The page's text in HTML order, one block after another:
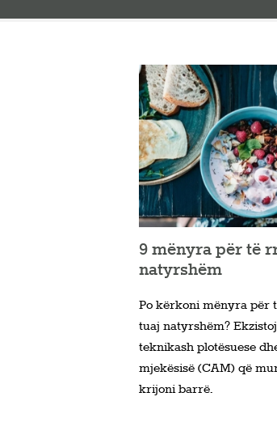
9 mënyra për të
natyrshëm
Po kërkoni mënyra për
tuaj natyrshëm?
teknikash plotësuese
mjekësisë (CAM) që
krijoni barrë.